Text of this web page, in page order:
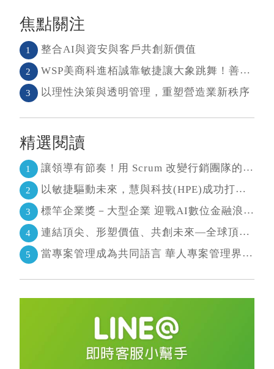
焦點關注
1 整合AI與資安與客戶共創新價值
2 WSP美商科進栢誠靠敏捷讓大象跳舞！善用敏捷＋科技力， 大型工程也能快速迭代
3 以理性決策與透明管理，重塑營造業新秩序
精選閱讀
1 讓領導有節奏！用 Scrum 改變行銷團隊的協作節奏
2 以敏捷驅動未來，慧與科技(HPE)成功打造AI生態系 大型敏捷(LeSS)海納百川，讓複雜變簡單
3 標竿企業獎－大型企業 迎戰AI數位金融浪潮 超越傳統的組織再定義
4 連結頂尖、形塑價值、共創未來—全球頂尖敏捷CEO聯誼會成立
5 當專案管理成為共同語言 華人專案管理界最高榮耀引領的變革時代